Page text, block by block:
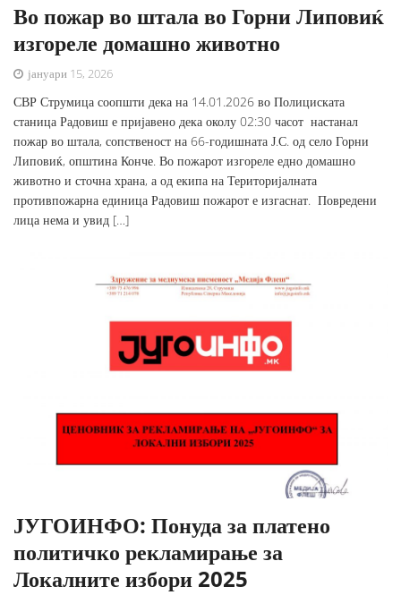
Во пожар во штала во Горни Липовиќ
изгореле домашно животно
јануари 15, 2026
СВР Струмица соопшти дека на 14.01.2026 во Полициската
станица Радовиш е пријавено дека околу 02:30 часот настанал
пожар во штала, сопственост на 66-годишната Ј.С. од село Горни
Липовиќ, општина Конче. Во пожарот изгореле едно домашно
животно и сточна храна, а од екипа на Територијалната
противпожарна единица Радовиш пожарот е изгаснат. Повредени
лица нема и увид […]
ЈУГОИНФО: Понуда за платено
политичко рекламирање за
Локалните избори 2025